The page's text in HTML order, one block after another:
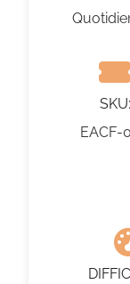
SKU:
EACF-